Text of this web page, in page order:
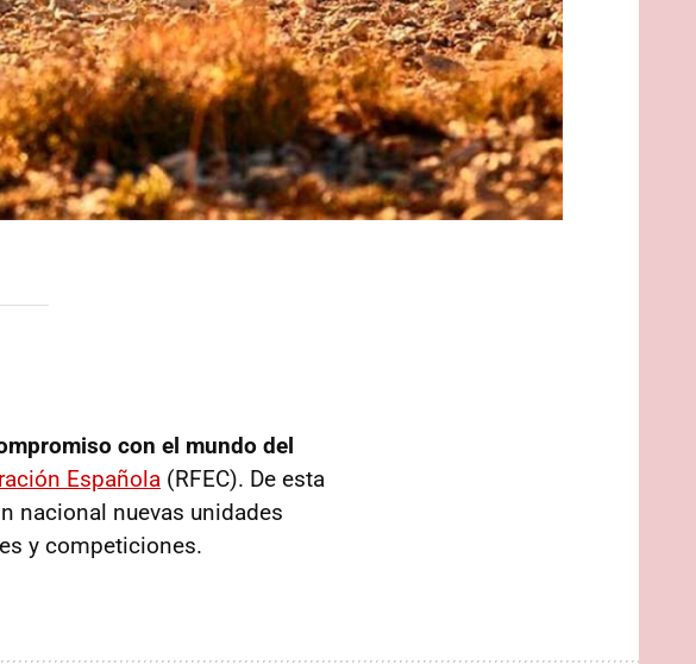
con el mundo del
Española (RFEC). De esta
nacional nuevas unidades
y competiciones.